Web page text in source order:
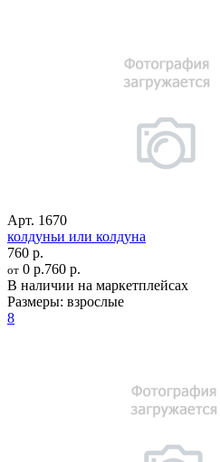
Арт. 1670
колдуньи или колдуна
760 р.
от 0 р.760 р.
В наличии на маркетплейсах
Размеры: взрослые
8